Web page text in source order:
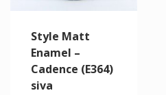
Style Matt
Enamel –
Cadence (E364)
siva